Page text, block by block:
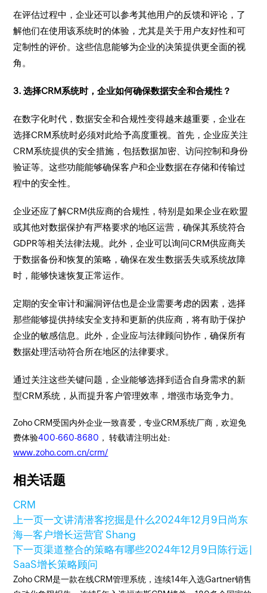
在评估过程中，企业还可以参考其他用户的反馈和评论，了
解他们在使用该系统时的体验，尤其是关于用户友好性和可
定制性的评价。这些信息能够为企业的决策提供更全面的视
角。
3. 选择CRM系统时，企业如何确保数据安全和合规性？
在数字化时代，数据安全和合规性变得越来越重要，企业在
选择CRM系统时必须对此给予高度重视。首先，企业应关注
CRM系统提供的安全措施，包括数据加密、访问控制和身份
验证等。这些功能能够确保客户和企业数据在存储和传输过
程中的安全性。
企业还应了解CRM供应商的合规性，特别是如果企业在欧盟
或其他对数据保护有严格要求的地区运营，确保其系统符合
GDPR等相关法律法规。此外，企业可以询问CRM供应商关
于数据备份和恢复的策略，确保在发生数据丢失或系统故障
时，能够快速恢复正常运作。
定期的安全审计和漏洞评估也是企业需要考虑的因素，选择
那些能够提供持续安全支持和更新的供应商，将有助于保护
企业的敏感信息。此外，企业应与法律顾问协作，确保所有
数据处理活动符合所在地区的法律要求。
通过关注这些关键问题，企业能够选择到适合自身需求的新
型CRM系统，从而提升客户管理效率，增强市场竞争力。
Zoho CRM受国内外企业一致喜爱，专业CRM系统厂商，欢迎免
费体验400-660-8680 ， 转载请注明出处:
www.zoho.com.cn/crm/
相关话题
CRM
上一页一文讲清潜客挖掘是什么2024年12月9日 尚东
海—客户增长运营官 Shang
下一页渠道整合的策略有哪些2024年12月9日 陈行远 |
SaaS增长策略顾问
Zoho CRM是一款在线CRM管理系统，连续14年入选Gartner销售